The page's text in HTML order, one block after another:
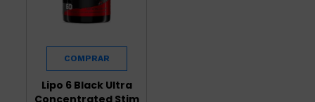
Lipo 6 Black Ultra
Concentrated Stim